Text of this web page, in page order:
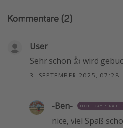
Kommentare (2)
User
Sehr schön 👍 wird
3. SEPTEMBER 2025, 07:28
-Ben-
nice, viel Spaß